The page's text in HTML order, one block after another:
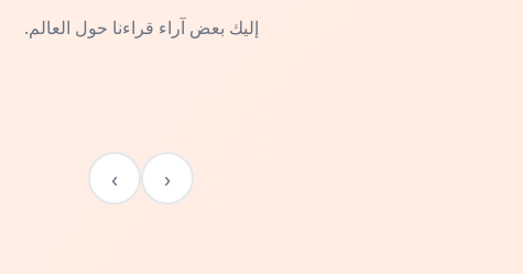
إليك بعض آراء قراءنا حول العالم.
‹
›